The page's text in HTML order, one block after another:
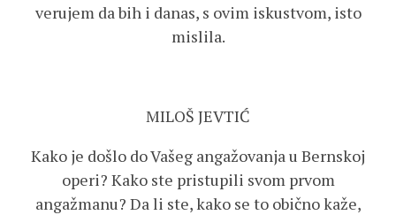
verujem da bih i danas, s ovim iskustvom, isto
mislila.
MILOŠ JEVTIĆ
Kako je došlo do Vašeg angažovanja u Bernskoj
operi? Kako ste pristupili svom prvom
angažmanu? Da li ste, kako se to obično kaže,